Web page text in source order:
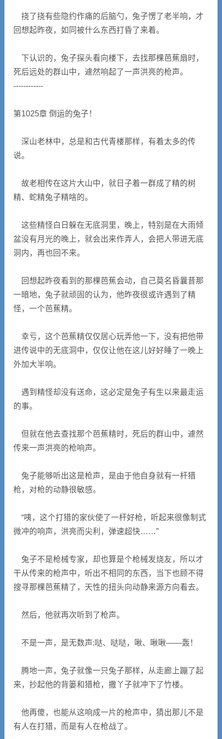
挠了挠有些隐约作痛的后脑勺，兔子愣了老半响，才
回想起昨夜，如同被什么东西打昏了来着。
下认识的，兔子探头看向楼下，去找那棵芭蕉扇时，
死后远处的群山中，遽然响起了一声洪亮的枪声。
------------
第1025章 倒运的兔子！
深山老林中，总是和古代青楼那样，有着太多的传
说。
故老相传在这片大山中，就日子着一群成了精的树
精、蛇精兔子精啥的。
这些精怪白日躲在无底洞里，晚上，特别是在大雨倾
盆没有月光的晚上，就会出来作弄人，会把人带进无底
洞内，再也回不来。
回想起昨夜看到的那棵芭蕉会动，自己莫名昏曩昔那
一暗地，兔子就顽固的认为，他昨夜很或许遇到了精
怪，一个芭蕉精。
幸亏，这个芭蕉精仅仅居心玩弄他一下，没有把他带
进传说中的无底洞中，仅仅让他在这儿好好睡了一晚上
外加大半响。
遇到精怪却没有送命，这必定是兔子有生以来最走运
的事。
但就在他去查找那个芭蕉精时，死后的群山中，遽然
传来一声洪亮的枪响声。
兔子能够听出这是枪声，是由于他自身就有一杆猎
枪，对枪的动静很敏感。
“咦，这个打猎的家伙使了一杆好枪，听起来很像制式
微冲的响声，洪亮而尖利，弹速超快……”
兔子不是枪械专家，却也算是个枪械发烧友，所以才
干从传来的枪声中，听出不相同的东西，当下也顾不得
搜寻那棵芭蕉精了，天性的扭头向动静来源方向看去。
然后，他就再次听到了枪声。
不是一声，是无数声:哒、哒哒，啾、啾啾――轰！
腾地一声，兔子就像一只兔子那样，从走廊上蹦了起
来，抄起他的背篓和猎枪，撒丫子就冲下了竹楼。
他再傻，也能从这响成一片的枪声中，猜出那儿不是
有人在打猎，而是有人在枪战了。